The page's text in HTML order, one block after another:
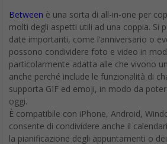
Between è una sorta di all-in-one per
molti degli aspetti utili ad una coppia. Si
date importanti, come l’anniversario o
possono condividere foto e video in
particolarmente adatta alle che vivono
anche perché include le funzionalità di
supporta GIF ed emoji, in modo da
oggi.
È compatibile con iPhone, Android,
consente di condividere anche il
la pianificazione degli appuntamenti o